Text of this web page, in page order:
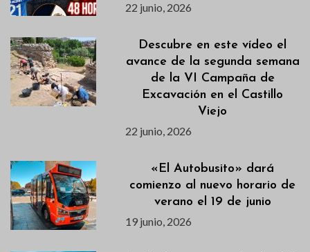
22 junio, 2026
Descubre en este vídeo el
avance de la segunda semana
de la VI Campaña de
Excavación en el Castillo
Viejo
22 junio, 2026
«El Autobusito» dará
comienzo al nuevo horario de
verano el 19 de junio
19 junio, 2026